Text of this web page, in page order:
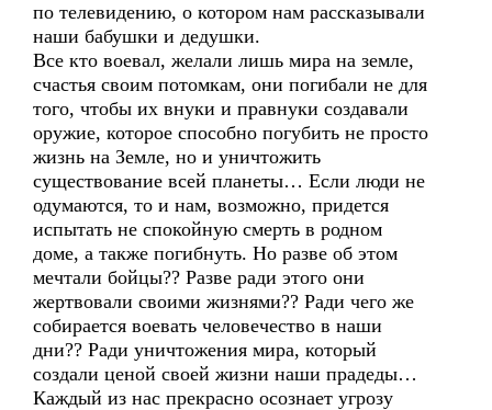
по телевидению, о котором нам рассказывали
наши бабушки и дедушки.
Все кто воевал, желали лишь мира на земле,
счастья своим потомкам, они погибали не для
того, чтобы их внуки и правнуки создавали
оружие, которое способно погубить не просто
жизнь на Земле, но и уничтожить
существование всей планеты… Если люди не
одумаются, то и нам, возможно, придется
испытать не спокойную смерть в родном
доме, а также погибнуть. Но разве об этом
мечтали бойцы?? Разве ради этого они
жертвовали своими жизнями?? Ради чего же
собирается воевать человечество в наши
дни?? Ради уничтожения мира, который
создали ценой своей жизни наши прадеды…
Каждый из нас прекрасно осознает угрозу